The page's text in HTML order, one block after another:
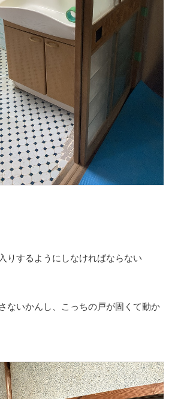
りするようにしなければならない
ないかんし、こっちの戸が固くて動か